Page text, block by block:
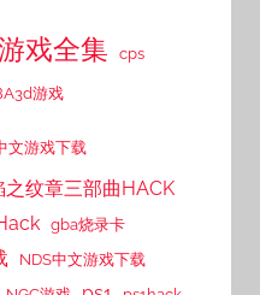
戏全集 cps
游戏
文游戏下载
之纹章三部曲HACK
gba烧录卡
NDS中文游戏下载